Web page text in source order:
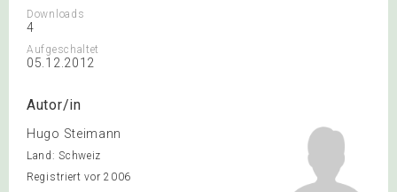
Downloads
4
Aufgeschaltet
05.12.2012
Autor/in
Hugo Steimann
Land: Schweiz
Registriert vor 2006